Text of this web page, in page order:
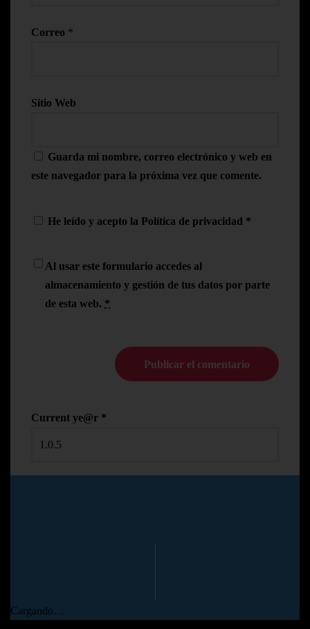
Correo *
Sitio Web
Guarda mi nombre, correo electrónico y web en
este navegador para la próxima vez que comente.
He leído y acepto la Política de privacidad *
Al usar este formulario accedes al
almacenamiento y gestión de tus datos por parte
de esta web. *
Current ye@r *
Cargando…